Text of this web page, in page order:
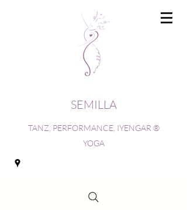
SEMILLA
TANZ, PERFORMANCE, IYENGAR ®
YOGA